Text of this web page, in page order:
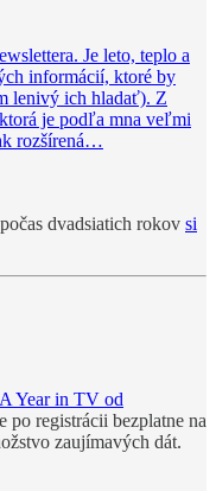
Je leto, teplo a
informácií, ktoré by
lenivý ich hladať). Z
je podľa mna veľmi
rozšírená…
dvadsiatich rokov si
A Year in TV od
po registrácii bezplatne na
zaujímavých dát.